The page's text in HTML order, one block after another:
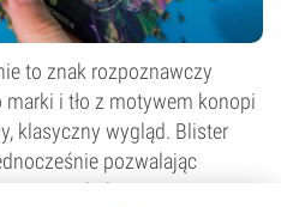
to znak rozpoznawczy
i tło z motywem konopi
klasyczny wygląd. Blister
pozwalając
kolorami wersji